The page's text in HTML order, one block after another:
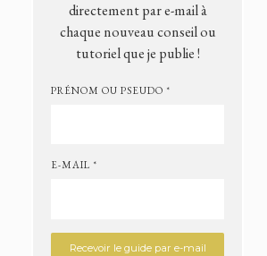
directement par e-mail à
chaque nouveau conseil ou
tutoriel que je publie !
PRÉNOM OU PSEUDO *
E-MAIL *